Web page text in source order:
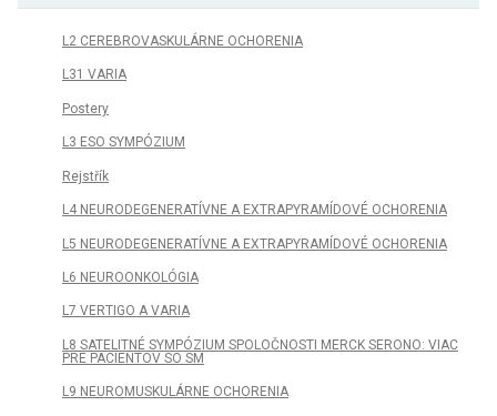
L2 CEREBROVASKULÁRNE OCHORENIA
L31 VARIA
Postery
L3 ESO SYMPÓZIUM
Rejstřík
L4 NEURODEGENERATÍVNE A EXTRAPYRAMÍDOVÉ OCHORENIA
L5 NEURODEGENERATÍVNE A EXTRAPYRAMÍDOVÉ OCHORENIA
L6 NEUROONKOLÓGIA
L7 VERTIGO A VARIA
L8 SATELITNÉ SYMPÓZIUM SPOLOČNOSTI MERCK SERONO: VIAC
PRE PACIENTOV SO SM
L9 NEUROMUSKULÁRNE OCHORENIA